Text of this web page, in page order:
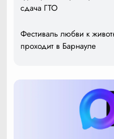
сдача ГТО
Фестиваль любви к
проходит в Барнауле